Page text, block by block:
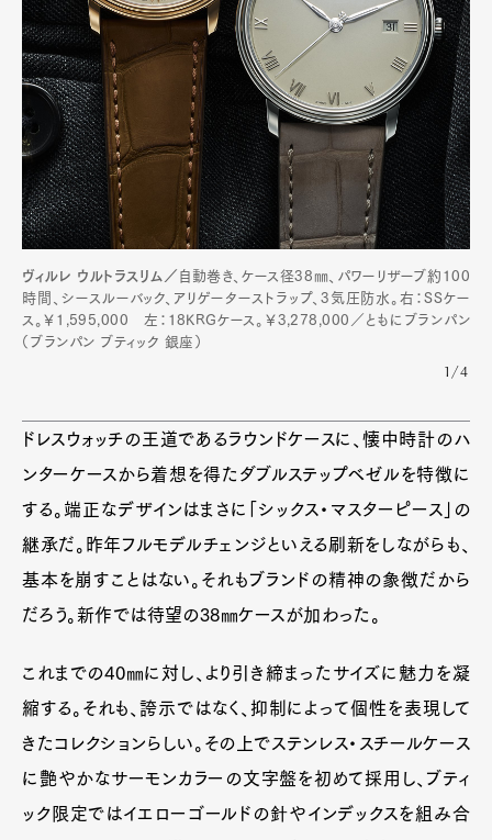
ヴィルレ ウルトラスリム／ 自動巻き、ケース径38㎜、パワーリザーブ約100
時間、シースルーバック、アリゲーターストラップ、3気圧防水。右：SSケー
ス。￥1,595,000 左：18KRGケース。￥3,278,000／ともにブランパン
（ブランパン ブティック 銀座）
1/4
ドレスウォッチの王道であるラウンドケースに、懐中時計のハ
ンターケースから着想を得たダブルステップベゼルを特徴に
する。端正なデザインはまさに「シックス・マスターピース」の
継承だ。昨年フルモデルチェンジといえる刷新をしながらも、
基本を崩すことはない。それもブランドの精神の象徴だから
だろう。新作では待望の38㎜ケースが加わった。
これまでの40㎜に対し、より引き締まったサイズに魅力を凝
縮する。それも、誇示ではなく、抑制によって個性を表現して
きたコレクションらしい。その上でステンレス・スチールケース
に艶やかなサーモンカラーの文字盤を初めて採用し、ブティ
ック限定ではイエローゴールドの針やインデックスを組み合